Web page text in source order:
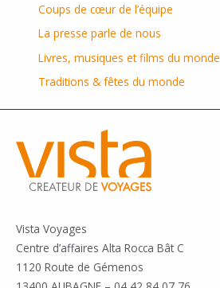
Coups de cœur de l’équipe
La presse parle de nous
Livres, musiques et films du monde
Traditions & fêtes du monde
Vista Voyages
Centre d’affaires Alta Rocca Bât C
1120 Route de Gémenos